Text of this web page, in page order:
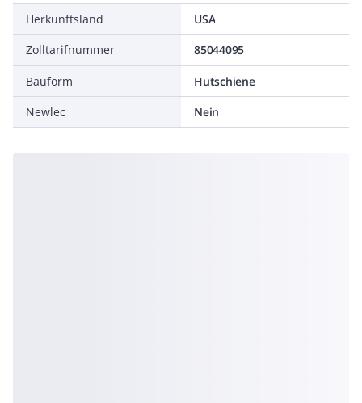
Herkunftsland
USA
Zolltarifnummer
85044095
Bauform
Hutschiene
Newlec
Nein